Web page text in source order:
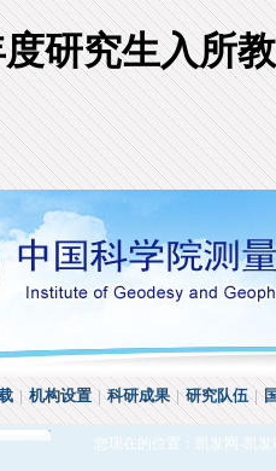
研究生入所教
|机构设置|科研成果|研究队伍|
您现在的位置： 凯发网-凯